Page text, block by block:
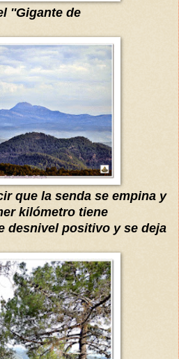
''Gigante de
que la senda se empina y
kilómetro tiene
desnivel positivo y se deja